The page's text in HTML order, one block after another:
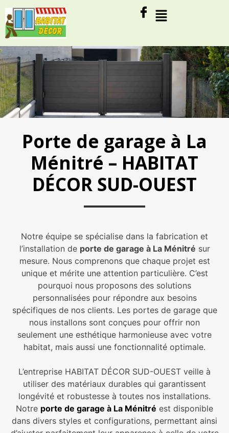
Porte de garage à La
Ménitré – HABITAT
DÉCOR SUD-OUEST
Notre équipe se spécialise dans la fabrication et
l’installation de porte de garage à La Ménitré sur
mesure. Nous comprenons que chaque projet est
unique et mérite une attention particulière. C’est
pourquoi nous proposons des solutions
personnalisées pour répondre aux besoins
spécifiques de nos clients. Les portes de garage que
nous installons sont conçues pour offrir non
seulement une esthétique harmonieuse avec votre
habitat, mais aussi une fonctionnalité optimale.
L’entreprise HABITAT DÉCOR SUD-OUEST veille à
utiliser des matériaux durables qui garantissent
longévité et robustesse à toutes nos installations.
Notre porte de garage à La Ménitré est disponible
dans divers styles et configurations, permettant ainsi